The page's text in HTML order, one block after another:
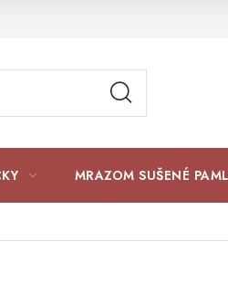
MRAZOM SUŠENÉ